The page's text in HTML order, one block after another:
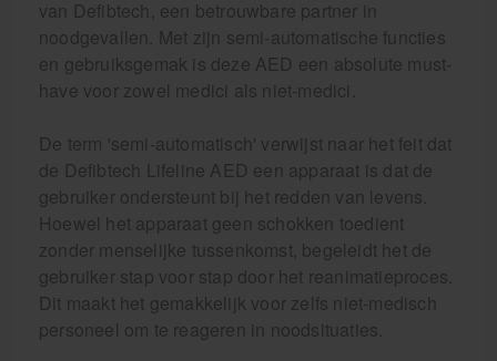
van Defibtech, een betrouwbare partner in
noodgevallen. Met zijn semi-automatische functies
en gebruiksgemak is deze AED een absolute must-
have voor zowel medici als niet-medici.
De term 'semi-automatisch' verwijst naar het feit dat
de Defibtech Lifeline AED een apparaat is dat de
gebruiker ondersteunt bij het redden van levens.
Hoewel het apparaat geen schokken toedient
zonder menselijke tussenkomst, begeleidt het de
gebruiker stap voor stap door het reanimatieproces.
Dit maakt het gemakkelijk voor zelfs niet-medisch
personeel om te reageren in noodsituaties.